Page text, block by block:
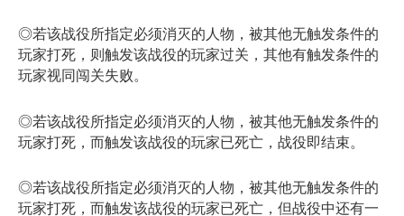
◎若该战役所指定必须消灭的人物，被其他无触发条件的
玩家打死，则触发该战役的玩家过关，其他有触发条件的
玩家视同闯关失败。
◎若该战役所指定必须消灭的人物，被其他无触发条件的
玩家打死，而触发该战役的玩家已死亡，战役即结束。
◎若该战役所指定必须消灭的人物，被其他无触发条件的
玩家打死，而触发该战役的玩家已死亡，但战役中还有一